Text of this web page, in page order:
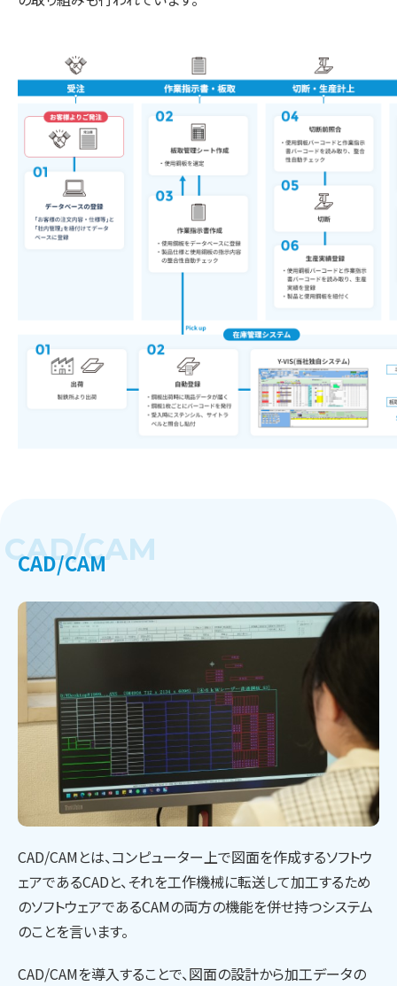
CAD/CAM
CAD/CAM
CAD/CAMとは、コンピューター上で図面を作成するソフトウ
ェアであるCADと、それを工作機械に転送して加工するため
のソフトウェアであるCAMの両方の機能を併せ持つシステム
のことを言います。
CAD/CAMを導入することで、図面の設計から加工データの